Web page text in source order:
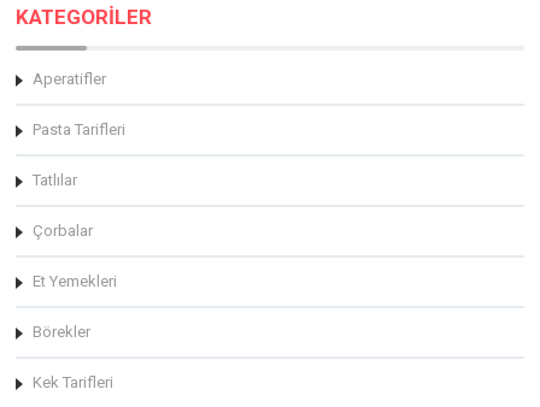
KATEGORİLER
Aperatifler
Pasta Tarifleri
Tatlılar
Çorbalar
Et Yemekleri
Börekler
Kek Tarifleri